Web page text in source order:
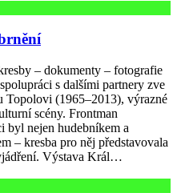
– dokumenty – fotografie
s dalšími partnery zve
Topolovi (1965–2013), výrazné
scény. Frontman
byl nejen hudebníkem a
– kresba pro něj představovala
Výstava Král…